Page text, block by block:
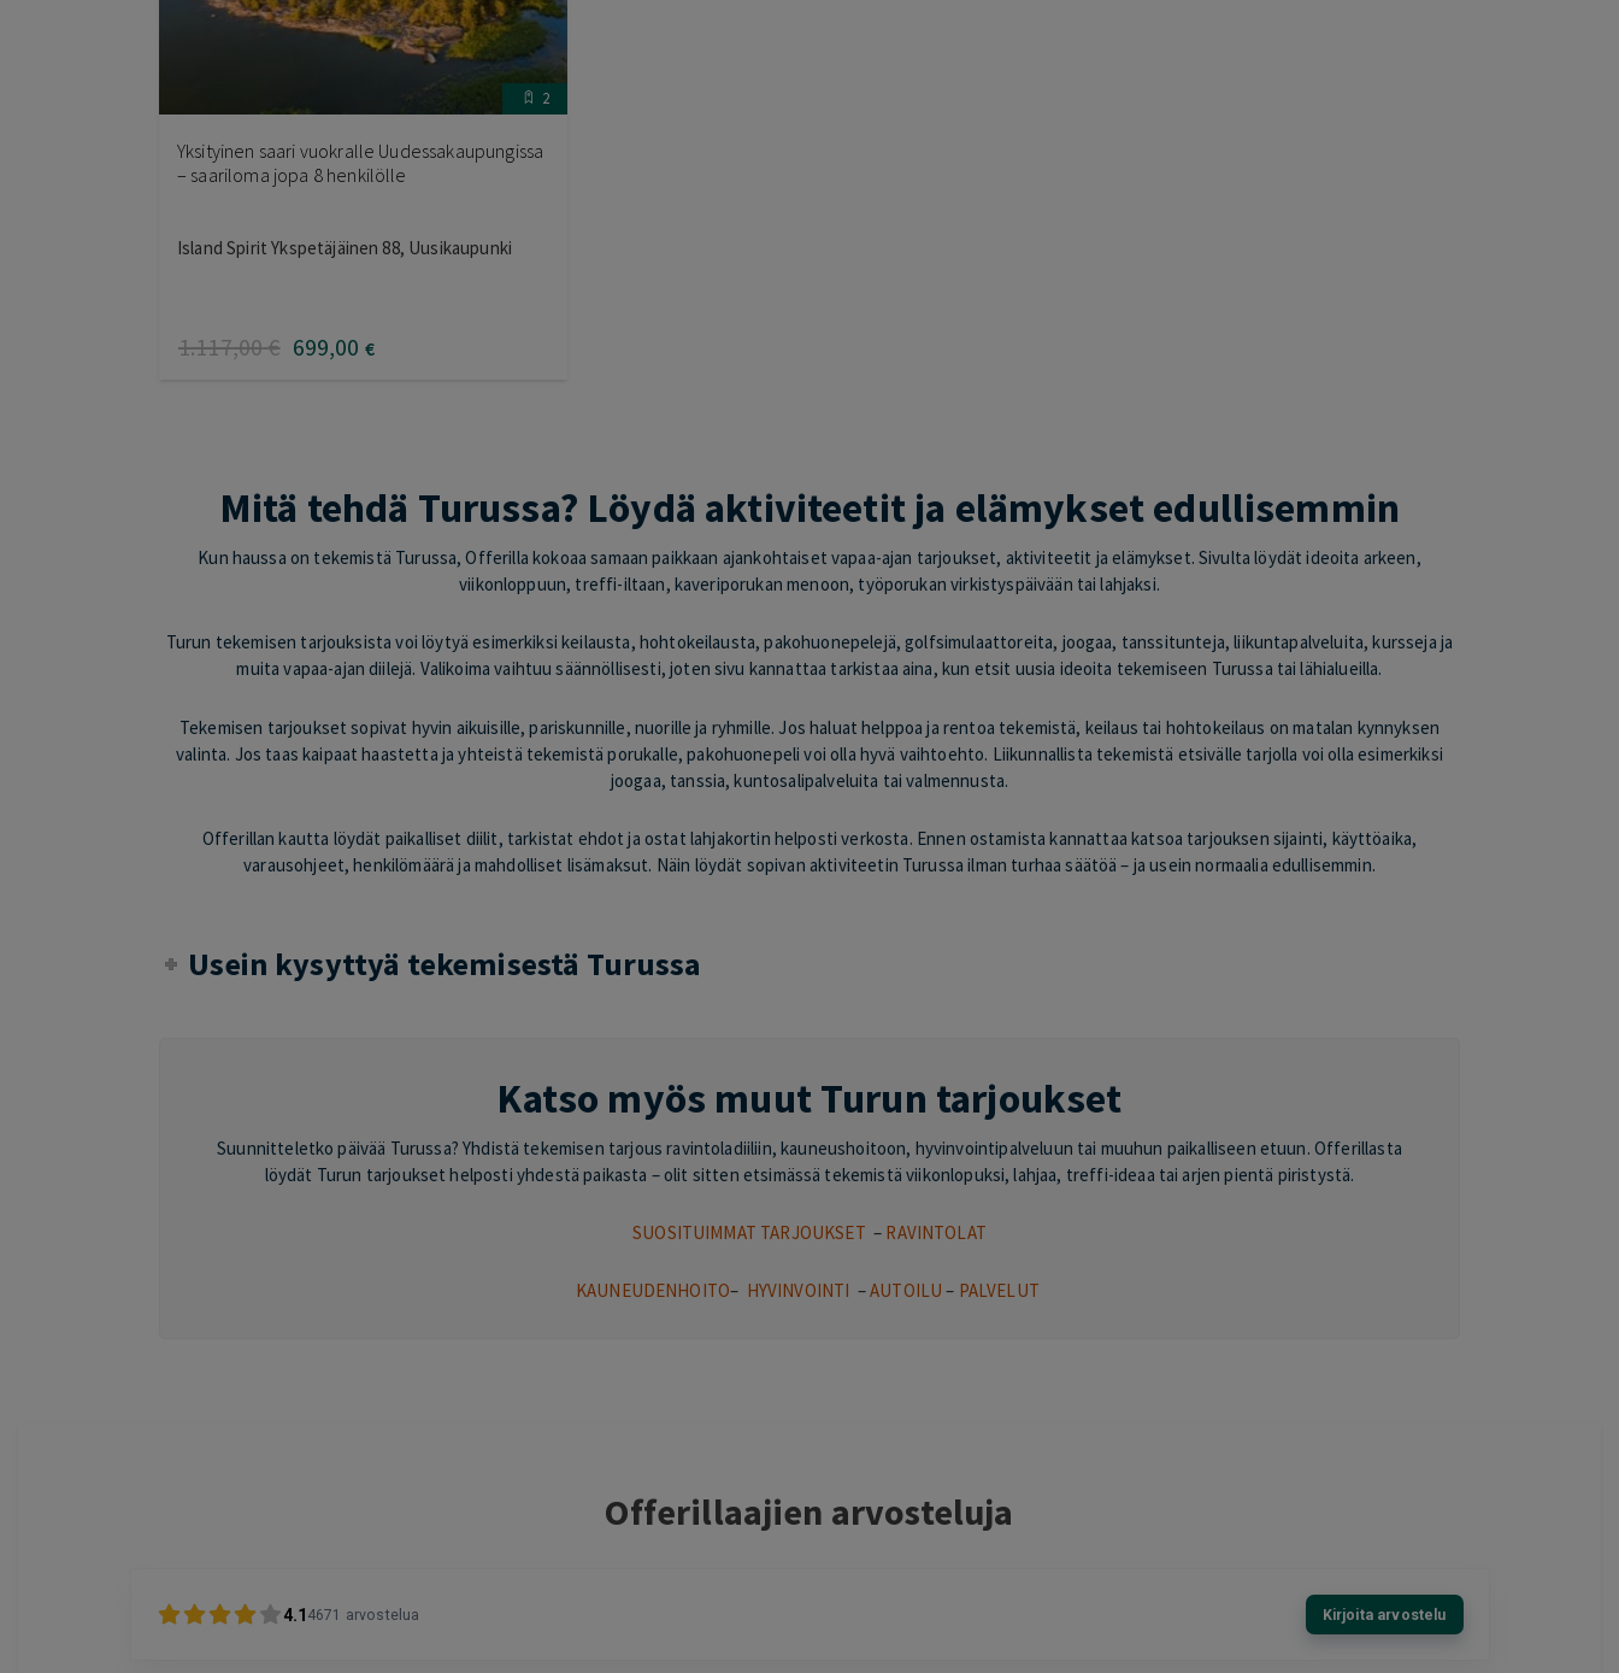
2
Yksityinen saari vuokralle Uudessakaupungissa
– saariloma jopa 8 henkilölle
Island Spirit Ykspetäjäinen 88, Uusikaupunki
1.117,00€ 699,00 €
Mitä tehdä Turussa? Löydä aktiviteetit ja elämykset edullisemmin
Kun haussa on tekemistä Turussa, Offerilla kokoaa samaan paikkaan ajankohtaiset vapaa-ajan tarjoukset, aktiviteetit ja elämykset. Sivulta löydät ideoita arkeen,
viikonloppuun, treffi-iltaan, kaveriporukan menoon, työporukan virkistyspäivään tai lahjaksi.
Turun tekemisen tarjouksista voi löytyä esimerkiksi keilausta, hohtokeilausta, pakohuonepelejä, golfsimulaattoreita, joogaa, tanssitunteja, liikuntapalveluita, kursseja ja
muita vapaa-ajan diilejä. Valikoima vaihtuu säännöllisesti, joten sivu kannattaa tarkistaa aina, kun etsit uusia ideoita tekemiseen Turussa tai lähialueilla.
Tekemisen tarjoukset sopivat hyvin aikuisille, pariskunnille, nuorille ja ryhmille. Jos haluat helppoa ja rentoa tekemistä, keilaus tai hohtokeilaus on matalan kynnyksen
valinta. Jos taas kaipaat haastetta ja yhteistä tekemistä porukalle, pakohuonepeli voi olla hyvä vaihtoehto. Liikunnallista tekemistä etsivälle tarjolla voi olla esimerkiksi
joogaa, tanssia, kuntosalipalveluita tai valmennusta.
Offerillan kautta löydät paikalliset diilit, tarkistat ehdot ja ostat lahjakortin helposti verkosta. Ennen ostamista kannattaa katsoa tarjouksen sijainti, käyttöaika,
varausohjeet, henkilömäärä ja mahdolliset lisämaksut. Näin löydät sopivan aktiviteetin Turussa ilman turhaa säätöä – ja usein normaalia edullisemmin.
Usein kysyttyä tekemisestä Turussa
Katso myös muut Turun tarjoukset
Suunnitteletko päivää Turussa? Yhdistä tekemisen tarjous ravintoladiiliin, kauneushoitoon, hyvinvointipalveluun tai muuhun paikalliseen etuun. Offerillasta
löydät Turun tarjoukset helposti yhdestä paikasta – olit sitten etsimässä tekemistä viikonlopuksi, lahjaa, treffi-ideaa tai arjen pientä piristystä.
SUOSITUIMMAT TARJOUKSET – RAVINTOLAT
KAUNEUDENHOITO– HYVINVOINTI –AUTOILU – PALVELUT
Offerillaajien arvosteluja
4.1 4671 arvostelua Kirjoita arvostelu